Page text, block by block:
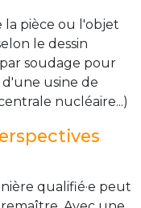
la pièce ou l'objet
le dessin
soudage pour
d'une usine de
nucléaire...)
qualifié·e peut